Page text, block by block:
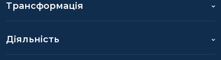
Трансформація
Діяльність